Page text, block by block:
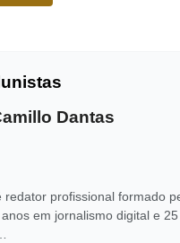
Dantas
redator profissional formado
em jornalismo digital e